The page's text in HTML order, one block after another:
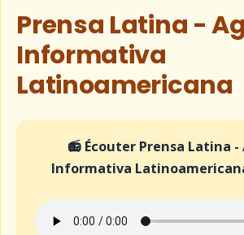
Prensa Latina -
Informativa
Latinoamericana
📻 Écouter Prensa Latina -
Informativa